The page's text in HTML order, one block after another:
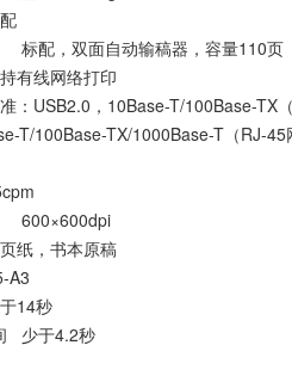
标配，双面自动输稿器，容量110页
有线网络打印
：USB2.0，10Base-T/100Base-TX
T/100Base-TX/1000Base-T（RJ-45
600×600dpi
纸，书本原稿
A3
14秒
少于4.2秒